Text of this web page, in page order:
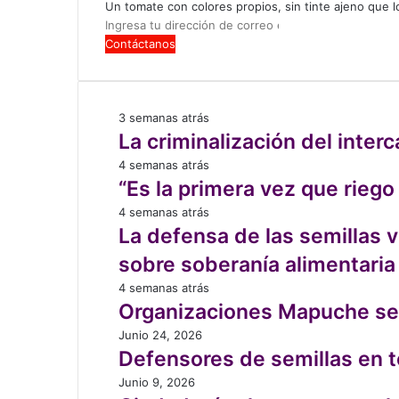
d
e
n
s
Un tomate con colores propios, sin tinte ajeno que
Ingresa
tu
de
electrónico
La
criminalización
intercambio
de
semillas
en
nueva
regulación
del
SAG
3 semanas atrás
La criminalización del
“Es
la
vez
que
riego
con
una
manguera,
profe”:
aprender
de
los
4 semanas atrás
“Es la primera vez que
La
defensa
las
semillas
vuelve
convocar
a
las
4 semanas atrás
La defensa de las semillas
sobre soberanía
Organizaciones
Mapuche
articulan
frente
a
4 semanas atrás
Organizaciones Mapuche
Defensores
de
en
Junio 24, 2026
Defensores de semillas en
Ciudadanía
Junio 9, 2026